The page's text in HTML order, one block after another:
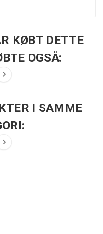
KØBT DETTE
OGSÅ:

I SAMME
